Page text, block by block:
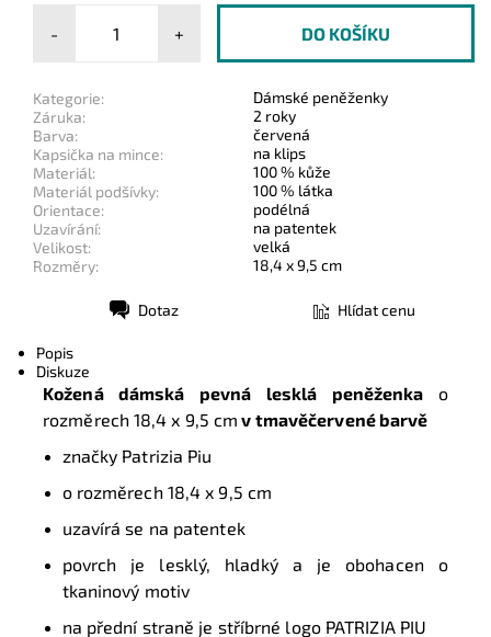
- +
Kategorie:
Dámské peněženky
Záruka:
2 roky
Barva:
červená
Kapsička na mince:
na klips
Materiál:
100 % kůže
Materiál podšívky:
100 % látka
Orientace:
podélná
Uzavírání:
na patentek
Velikost:
velká
Rozměry:
18,4 x 9,5 cm
Dotaz Hlídat cenu
Popis
Diskuze
Kožená dámská pevná lesklá peněženka o
rozměrech 18,4 x 9,5 cm v tmavěčervené barvě
značky Patrizia Piu
o rozměrech 18,4 x 9,5 cm
uzavírá se na patentek
povrch je lesklý, hladký a je obohacen o
tkaninový motiv
na přední straně je stříbrné logo PATRIZIA PIU